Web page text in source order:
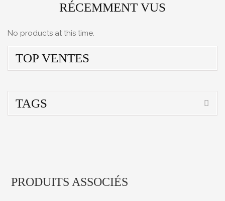
18kg/m3. A assembler. Garantie 2 ans Fabrication Européenne.
RÉCEMMENT VUS
No products at this time.
TOP VENTES
TAGS
PRODUITS ASSOCIÉS